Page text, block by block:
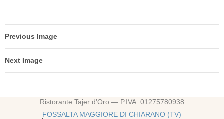
Previous Image
Next Image
Ristorante Tajer d’Oro — P.IVA: 01275780938
FOSSALTA MAGGIORE DI CHIARANO (TV)